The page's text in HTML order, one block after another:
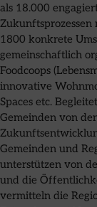
als 18.000
Zukunftsprozessen
1800 konkrete
gemeinschaftlich
Foodcoops
innovative
Spaces etc.
Gemeinden von
Gemeinden und
unterstützen von
und die
vermitteln die